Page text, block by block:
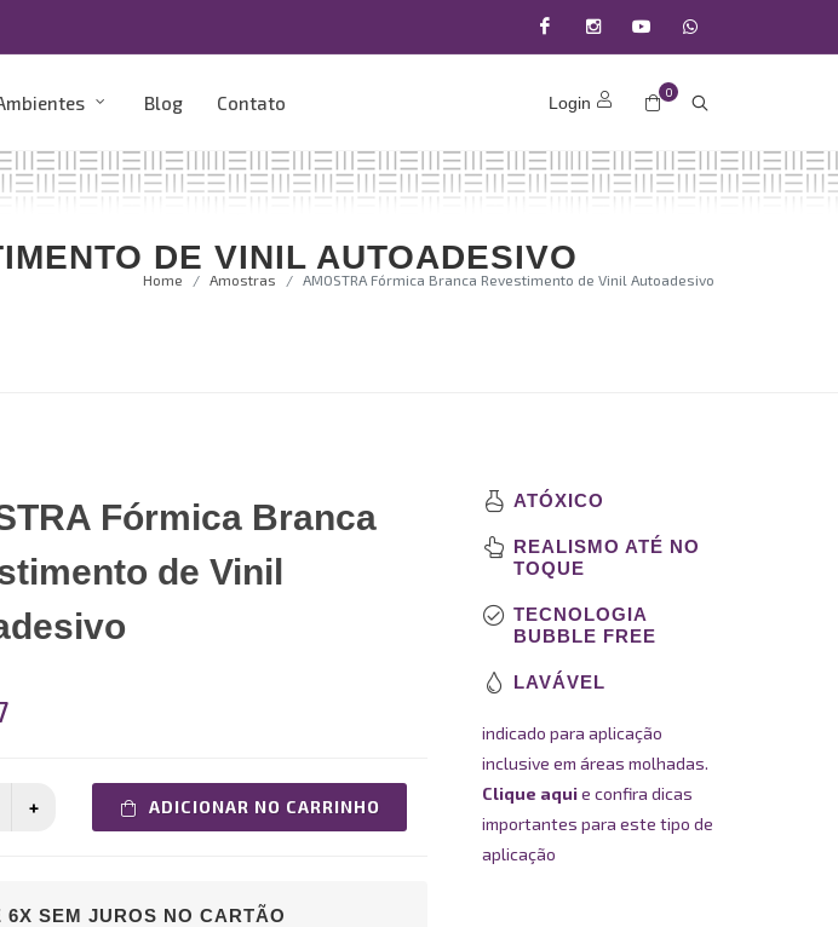
Youtube(11)
22200
Blog Contato 0
Login
DE VINIL AUTOADESIVO
Home Amostras AMOSTRA Fórmica Branca Revestimento de Vinil Autoadesivo
Fórmica Branca
de Vinil
ADICIONAR NO CARRINHO
6X SEM JUROS NO CARTÃO
ATÓXICO
REALISMO ATÉ NO
TOQUE
TECNOLOGIA
BUBBLE FREE
LAVÁVEL
indicado para aplicação
inclusive em áreas molhadas.
Clique aquie confira dicas
importantes para este tipo de
aplicação